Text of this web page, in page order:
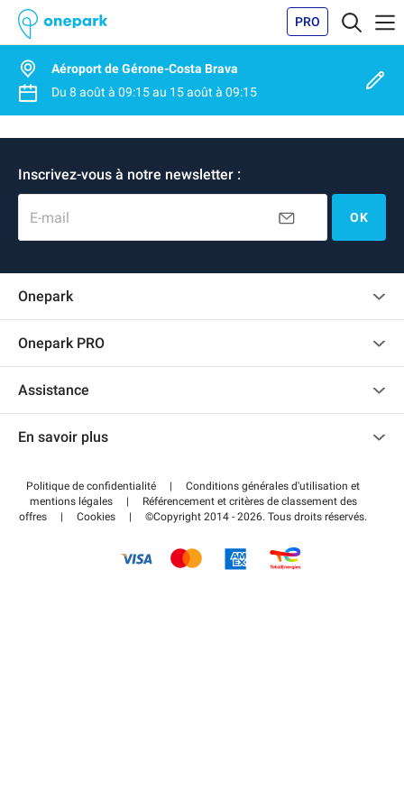
PRO
Aéroport de Gérone-Costa Brava
Du 8 août à 09:15au 15 août à 09:15
Inscrivez-vous à notre newsletter :
E-mail OK
Onepark
Recrutement
Onepark PRO
Accéder à mon espace partenaire
Assistance
Centre d'aide
Régler votre stationnement FLOW
En savoir plus
Wiki
Guide du stationnement
Politique de confidentialité |
Conditions générales d'utilisation et
mentions légales
|
Référencement et critères de classement des
offres
| Cookies | ©Copyright 2014 - 2026. Tous droits réservés.